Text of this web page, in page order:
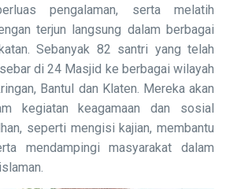
pengalaman, serta melatih
terjun langsung dalam berbagai
Sebanyak 82 santri yang telah
di 24 Masjid ke berbagai wilayah
Bantul dan Klaten. Mereka akan
kegiatan keagamaan dan sosial
seperti mengisi kajian, membantu
mendampingi masyarakat dalam